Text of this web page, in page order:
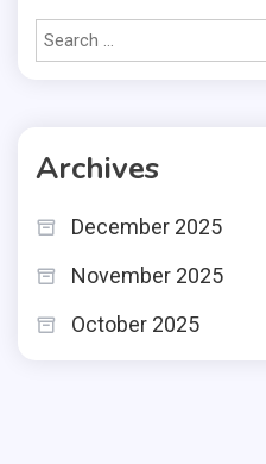
Archives
December 2025
November 2025
October 2025